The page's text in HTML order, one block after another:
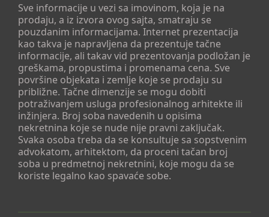
Sve informacije u vezi sa imovinom, koja je na
prodaju, a iz izvora ovog sajta, smatraju se
pouzdanim informacijama. Internet prezentacija
kao takva je napravljena da prezentuje tačne
informacije, ali takav vid prezentovanja podložan je
greškama, propustima i promenama cena. Sve
površine objekata i zemlje koje se prodaju su
približne. Tačne dimenzije se mogu dobiti
potraživanjem usluga profesionalnog arhitekte ili
inžinjera. Broj soba navedenih u opisima
nekretnina koje se nude nije pravni zaključak.
Svaka osoba treba da se konsultuje sa sopstvenim
advokatom, arhitektom, da proceni tačan broj
soba u predmetnoj nekretnini, koje mogu da se
koriste legalno kao spavaće sobe.